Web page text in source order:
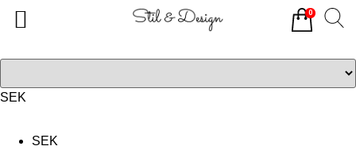
SEK
SEK
0
Alla produkter
Om oss